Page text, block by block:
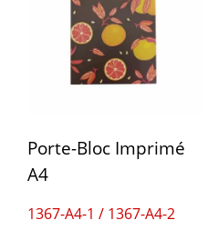
Porte-Bloc Imprimé
A4
1367-A4-1 / 1367-A4-2